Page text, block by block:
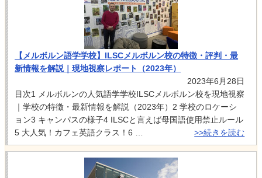
【メルボルン語学学校】ILSCメルボルン校の特徴・評判・最
新情報を解説｜現地視察レポート（2023年）
2023年6月28日
目次1 メルボルンの人気語学学校ILSCメルボルン校を現地視察
｜学校の特徴・最新情報を解説（2023年）2 学校のロケーシ
ョン3 キャンパスの様子4 ILSCと言えば母国語使用禁止ルール
5 大人気！カフェ英語クラス！6 …
>>続きを読む